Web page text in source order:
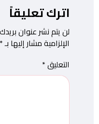
اترك تعليقاً
لن يتم نشر عنوان
الإلزامية مشار إليها بـ*
التعليق*